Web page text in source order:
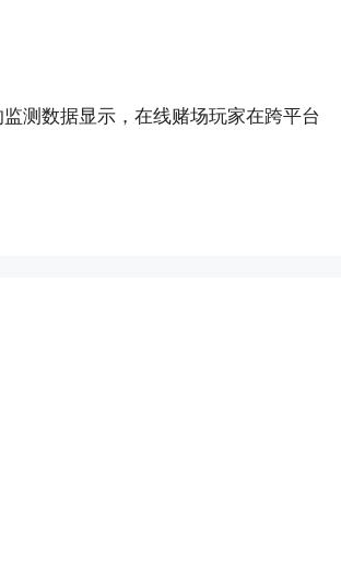
测数据显示，在线赌场玩家在跨平台